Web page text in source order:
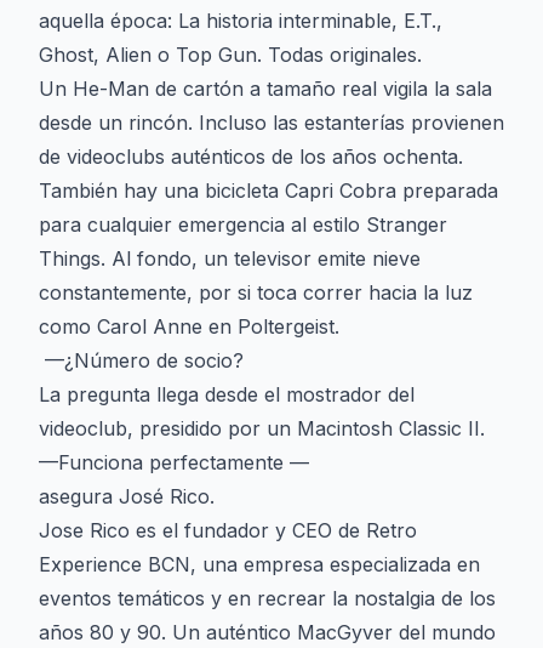
aquella época: La historia interminable, E.T.,
Ghost, Alien o Top Gun. Todas originales.
Un He-Man de cartón a tamaño real vigila la sala
desde un rincón. Incluso las estanterías provienen
de videoclubs auténticos de los años ochenta.
También hay una bicicleta Capri Cobra preparada
para cualquier emergencia al estilo Stranger
Things. Al fondo, un televisor emite nieve
constantemente, por si toca correr hacia la luz
como Carol Anne en Poltergeist.
—¿Número de socio?
La pregunta llega desde el mostrador del
videoclub, presidido por un Macintosh Classic II.
—Funciona perfectamente —
asegura José Rico.
Jose Rico es el fundador y CEO de Retro
Experience BCN, una empresa especializada en
eventos temáticos y en recrear la nostalgia de los
años 80 y 90. Un auténtico MacGyver del mundo